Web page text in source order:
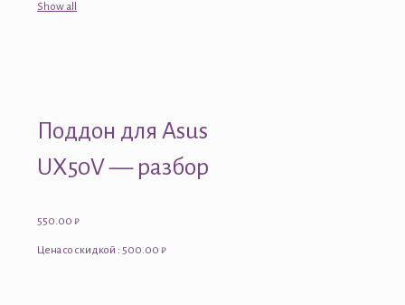
Show all
Поддон для Asus
UX50V — разбор
550.00 ₽
Цена со скидкой : 500.00 ₽